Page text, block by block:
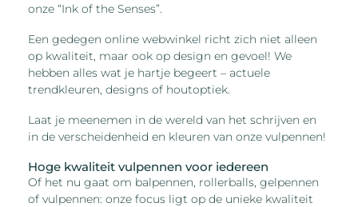
onze “Ink of the Senses”.
Een gedegen online webwinkel richt zich niet alleen
op kwaliteit, maar ook op design en gevoel! We
hebben alles wat je hartje begeert – actuele
trendkleuren, designs of houtoptiek.
Laat je meenemen in de wereld van het schrijven en
in de verscheidenheid en kleuren van onze vulpennen!
Hoge kwaliteit vulpennen voor iedereen
Of het nu gaat om balpennen, rollerballs, gelpennen
of vulpennen: onze focus ligt op de unieke kwaliteit